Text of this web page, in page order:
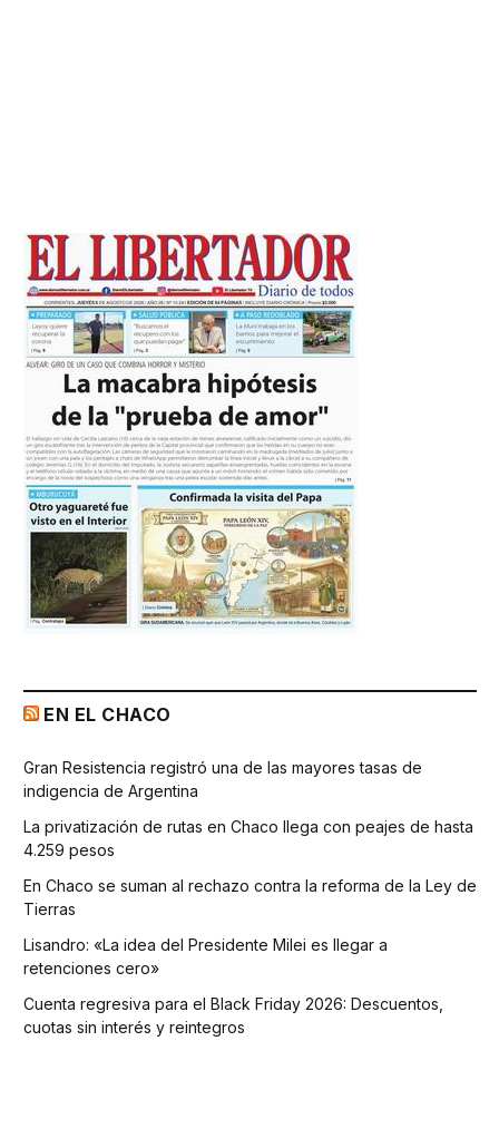
EN EL CHACO
Gran Resistencia registró una de las mayores tasas de
indigencia de Argentina
La privatización de rutas en Chaco llega con peajes de hasta
4.259 pesos
En Chaco se suman al rechazo contra la reforma de la Ley de
Tierras
Lisandro: «La idea del Presidente Milei es llegar a
retenciones cero»
Cuenta regresiva para el Black Friday 2026: Descuentos,
cuotas sin interés y reintegros